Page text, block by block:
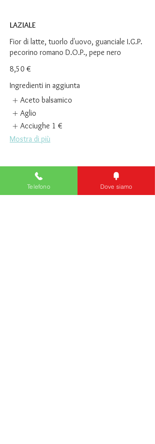
LAZIALE
Fior di latte, tuorlo d'uovo, guanciale I.G.P.
pecorino romano D.O.P., pepe nero
8,50 €
Ingredienti in aggiunta
Aceto balsamico
Aglio
Acciughe 1 €
Mostra di più
ABRUZZESE
Salsa di pomodoro, fior di latte, alici, olive
taggiasche, pomodorini essiccati
Telefono Dove siamo